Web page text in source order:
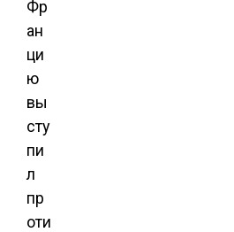
Фр
ан
ци
ю ​​
вы
сту
пи
л
пр
оти